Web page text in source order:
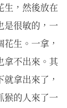
生，然後放在
是很敏的，一
生。一拿，
拿不出來。其
拿出來了，
猴的人來了一